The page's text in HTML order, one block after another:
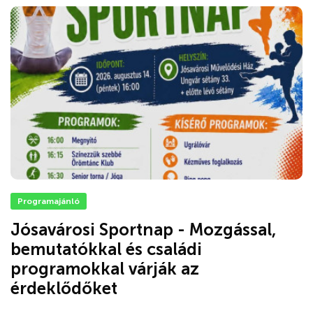
Programajánló
Jósavárosi Sportnap - Mozgással,
bemutatókkal és családi
programokkal várják az
érdeklődőket